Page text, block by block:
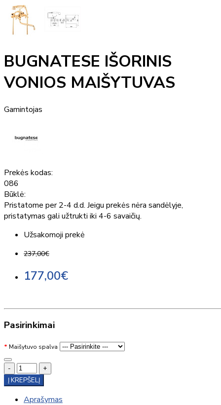
BUGNATESE IŠORINIS
VONIOS MAIŠYTUVAS
Gamintojas
Prekės kodas:
086
Būklė:
Pristatome per 2-4 d.d. Jeigu prekės nėra sandėlyje,
pristatymas gali užtrukti iki 4-6 savaičių.
Užsakomoji prekė
237,00€
177,00€
Pasirinkimai
Maišytuvo spalva
-
+
Į KREPŠELĮ
Aprašymas